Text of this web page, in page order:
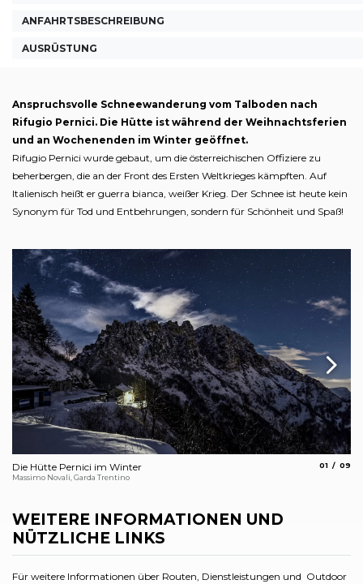
ANFAHRTSBESCHREIBUNG
AUSRÜSTUNG
Anspruchsvolle Schneewanderung vom Talboden nach
Rifugio Pernici. Die Hütte ist während der Weihnachtsferien
und an Wochenenden im Winter geöffnet.
Rifugio Pernici wurde gebaut, um die österreichischen Offiziere zu
beherbergen, die an der Front des Ersten Weltkrieges kämpften. Auf
Italienisch heißt er guerra bianca, weißer Krieg. Der Schnee ist heute kein
Synonym für Tod und Entbehrungen, sondern für Schönheit und Spaß!
Die Hütte Pernici im Winter
Massimo Novali, Garda Trentino
01 09
WEITERE INFORMATIONEN UND
NÜTZLICHE LINKS
Für weitere Informationen über Routen, Dienstleistungen und Outdoor